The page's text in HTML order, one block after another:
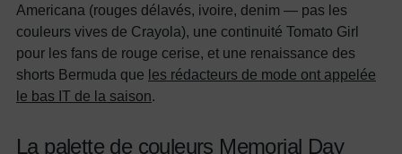
Americana (rouges délavés, ivoire, denim — pas les
couleurs vives de Crayola), une continuité Tomato Girl
pour les fans de rouge cerise, et une renaissance des
shorts Bermuda que les rédacteurs de mode ont appelée
le bas IT de la saison
La palette de couleurs Memorial Day